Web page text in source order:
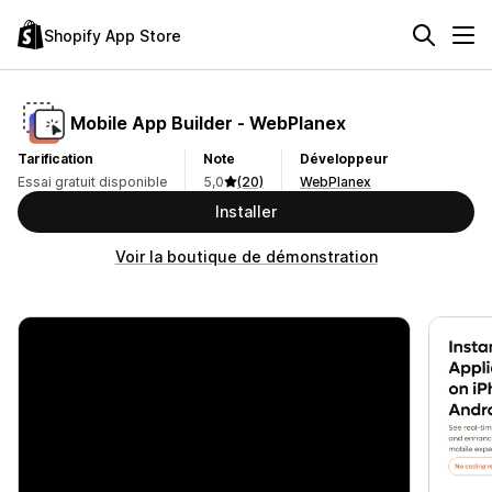
Shopify App Store
Mobile App Builder ‑ WebPlanex
Tarification
Essai gratuit disponible
Note
5,0
(20)
Développeur
WebPlanex
Installer
Voir la boutique de démonstration